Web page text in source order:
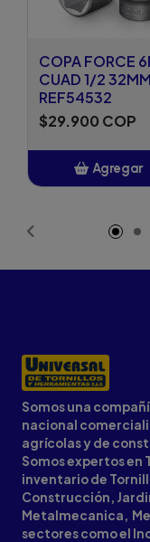
COPA FORCE
CUAD 1/2 32MM
REF54532
$29.900 COP
Agregar
Somos una
nacional
agrícolas y de
Somos expertos
inventario de
Construcción,
Metalmecanica,
sectores como el